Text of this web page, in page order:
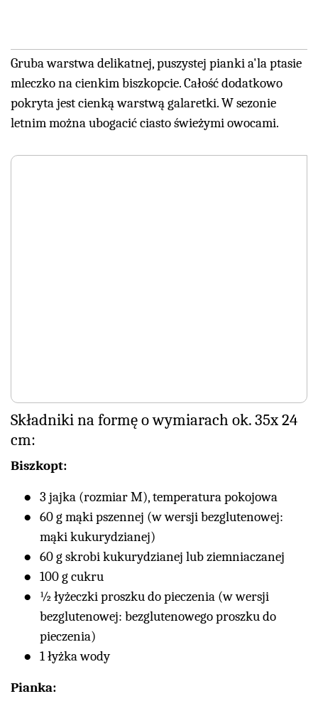
Gruba warstwa delikatnej, puszystej pianki a'la ptasie
mleczko na cienkim biszkopcie. Całość dodatkowo
pokryta jest cienką warstwą galaretki. W sezonie
letnim można ubogacić ciasto świeżymi owocami.
Składniki na formę o wymiarach ok. 35x 24
cm:
Biszkopt:
3 jajka (rozmiar M), temperatura pokojowa
60 g mąki pszennej (w wersji bezglutenowej:
mąki kukurydzianej)
60 g skrobi kukurydzianej lub ziemniaczanej
100 g cukru
½ łyżeczki proszku do pieczenia (w wersji
bezglutenowej: bezglutenowego proszku do
pieczenia)
1 łyżka wody
Pianka: